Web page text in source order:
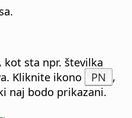
kot sta npr. številka
Kliknite ikono
PN ,
naj bodo prikazani.